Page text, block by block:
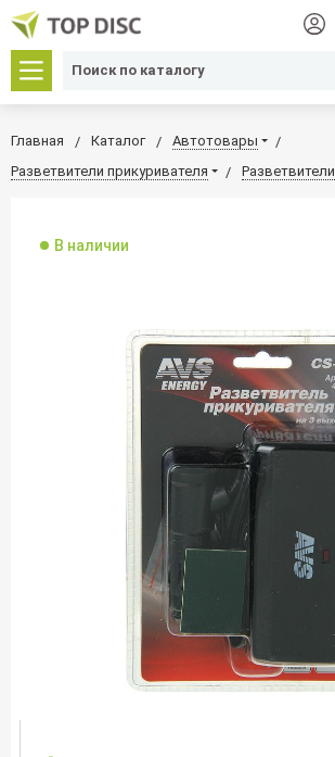
Главная Каталог
Автотовары
Разветвители прикуривателя
Разветвители
В наличии